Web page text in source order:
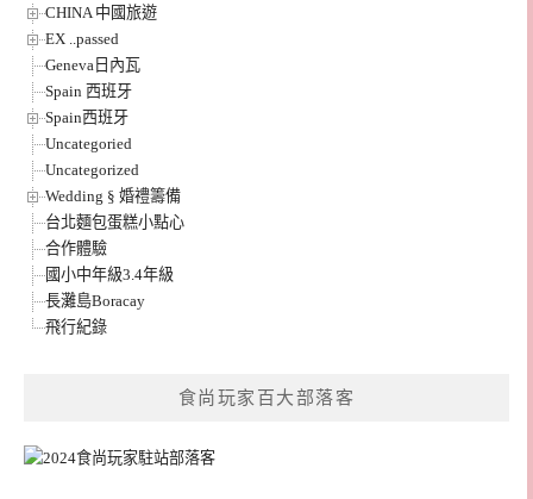
CHINA 中國旅遊
EX ..passed
Geneva日內瓦
Spain 西班牙
Spain西班牙
Uncategoried
Uncategorized
Wedding § 婚禮籌備
台北麵包蛋糕小點心
合作體驗
國小中年級3.4年級
長灘島Boracay
飛行紀錄
食尚玩家百大部落客